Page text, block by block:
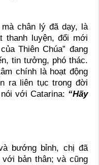
chân lý đã dạy, là
thanh luyện, đổi mới
Thiên Chúa” đang
tin tưởng, phó thác.
chính là hoạt động
ra liên tục trong đời
với Catarina: “Hãy
bướng bỉnh, chị đã
bản thân; và cũng